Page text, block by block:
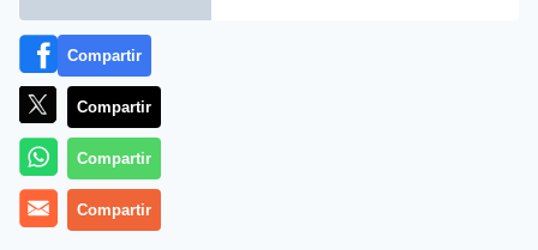
Emily Ratajkowsky volvió a liarla en Instagram, con un
Compartir
Compartir
Compartir
Compartir